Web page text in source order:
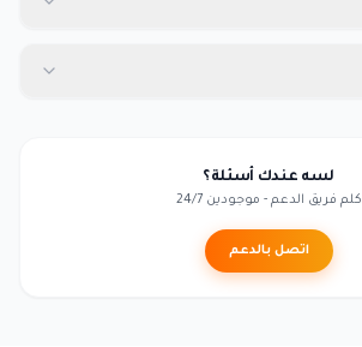
لسه عندك أسئلة؟
كلم فريق الدعم - موجودين 24/7
اتصل بالدعم